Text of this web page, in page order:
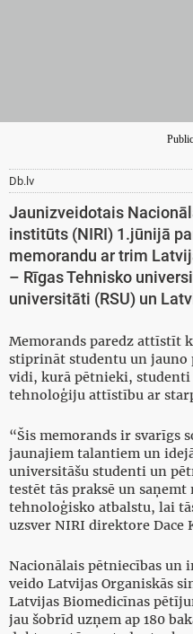
Db.lv
Jaunizveidotais
institūts (NIRI) 1.jūnijā
memorandu ar trim
– Rīgas Tehnisko
universitāti (RSU) un
Memorands paredz attīstīt
stiprināt studentu un jauno
vidi, kurā pētnieki,
tehnoloģiju attīstību ar
“Šis memorands ir svarīgs
jaunajiem talantiem un
universitāšu studenti un
testēt tās praksē un
tehnoloģisko atbalstu, lai
uzsver NIRI direktore Dace
Nacionālais pētniecības
veido Latvijas Organiskās
Latvijas Biomedicīnas
jau šobrīd uzņem ap 180